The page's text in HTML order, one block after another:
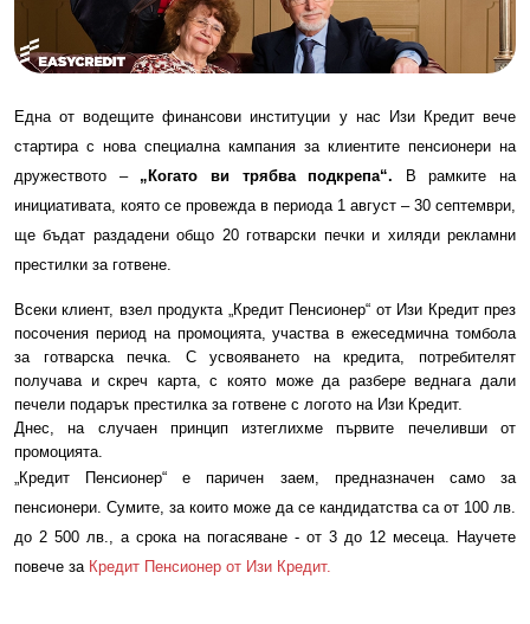
Една от водещите финансови институции у нас Изи Кредит вече
стартира с нова специална кампания за клиентите пенсионери на
дружеството –„Когато ви трябва подкрепа“.
В рамките на
инициативата, която се провежда в периода 1 август – 30 септември,
ще бъдат раздадени общо 20 готварски печки и хиляди рекламни
престилки за готвене.
Всеки клиент, взел продукта „Кредит Пенсионер“ от Изи Кредит през
посочения период на промоцията, участва в ежеседмична томбола
за готварска печка. С усвояването на кредита, потребителят
получава и скреч карта, с която може да разбере веднага дали
печели подарък престилка за готвене с логото на Изи Кредит.
Днес, на случаен принцип изтеглихме първите печеливши от
промоцията.
„Кредит Пенсионер“ е паричен заем, предназначен само за
пенсионери. Сумите, за които може да се кандидатства са от 100 лв.
до 2 500 лв., а срока на погасяване - от 3 до 12 месеца. Научете
повече за Кредит Пенсионер от Изи Кредит.